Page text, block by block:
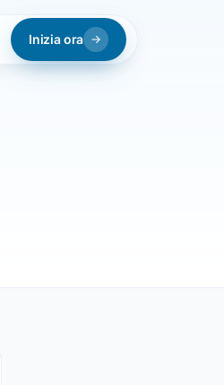
Inizia ora